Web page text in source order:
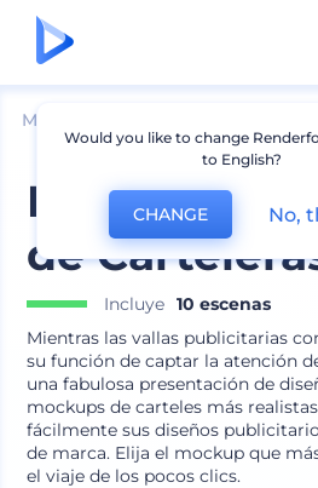
Mockups Mockup de
Paquete de
de
Incluye 10 escenas
Mientras las vallas publicitarias
su función de captar la atención
una fabulosa presentación de
mockups de carteles más
fácilmente sus diseños
de marca. Elija el mockup que
el viaje de los pocos clics.
Would you like to change
to English?
CHANGE No,